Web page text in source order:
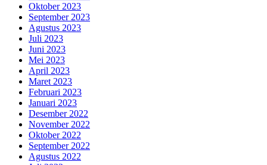
Oktober 2023
September 2023
Agustus 2023
Juli 2023
Juni 2023
Mei 2023
April 2023
Maret 2023
Februari 2023
Januari 2023
Desember 2022
November 2022
Oktober 2022
September 2022
Agustus 2022